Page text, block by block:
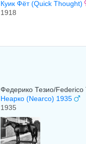
Куик Фёт (Quick Thought)
1918
Федерико Тезио/Federico
Неарко (Nearco) 1935
1935